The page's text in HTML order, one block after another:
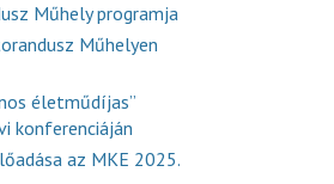
Műhely programja
Műhelyen
életműdíjas”
konferenciáján
az MKE 2025.